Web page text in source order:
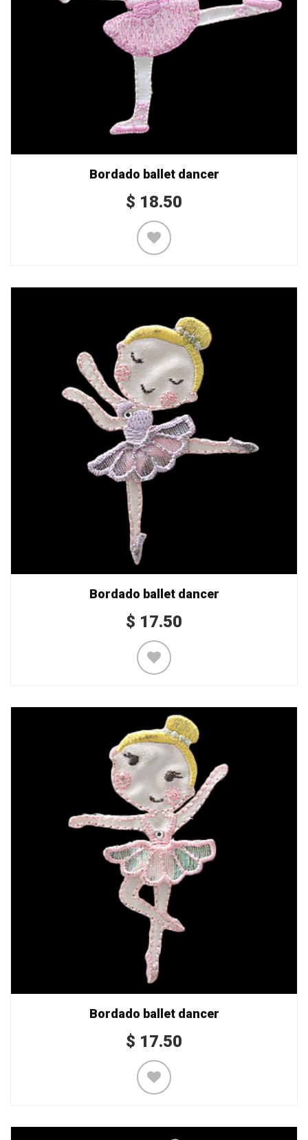
Bordado ballet dancer
$ 18.50
Bordado ballet dancer
$ 17.50
Bordado ballet dancer
$ 17.50